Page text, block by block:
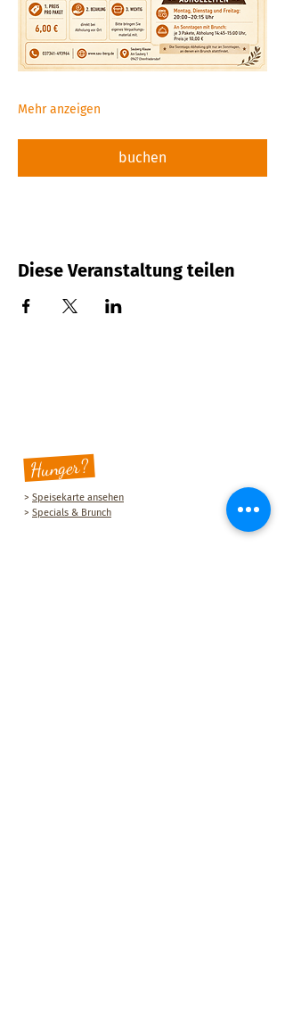
Mehr anzeigen
buchen
Diese Veranstaltung teilen
Hunger?
> Speisekarte ansehen
> Specials & Brunch